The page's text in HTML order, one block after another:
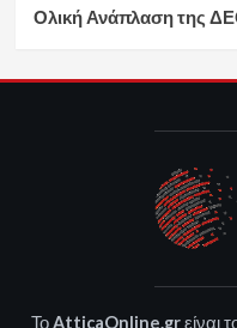
Ολική Ανάπλαση της
ΤοAtticaOnline.grείναι